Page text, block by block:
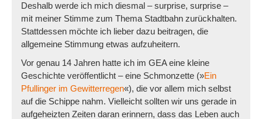
Deshalb werde ich mich diesmal – surprise, surprise –
mit meiner Stimme zum Thema Stadtbahn zurückhalten.
Stattdessen möchte ich lieber dazu beitragen, die
allgemeine Stimmung etwas aufzuheitern.
Vor genau 14 Jahren hatte ich im GEA eine kleine
Geschichte veröffentlicht – eine Schmonzette (»Ein
Pfullinger im Gewitterregen«), die vor allem mich selbst
auf die Schippe nahm. Vielleicht sollten wir uns gerade in
aufgeheizten Zeiten daran erinnern, dass das Leben auch